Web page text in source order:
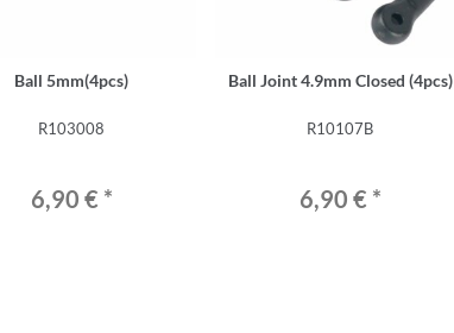
Ball 5mm(4pcs)
R103008
6,90 € *
Ball Joint 4.9mm Closed (4pcs)
R10107B
6,90 € *